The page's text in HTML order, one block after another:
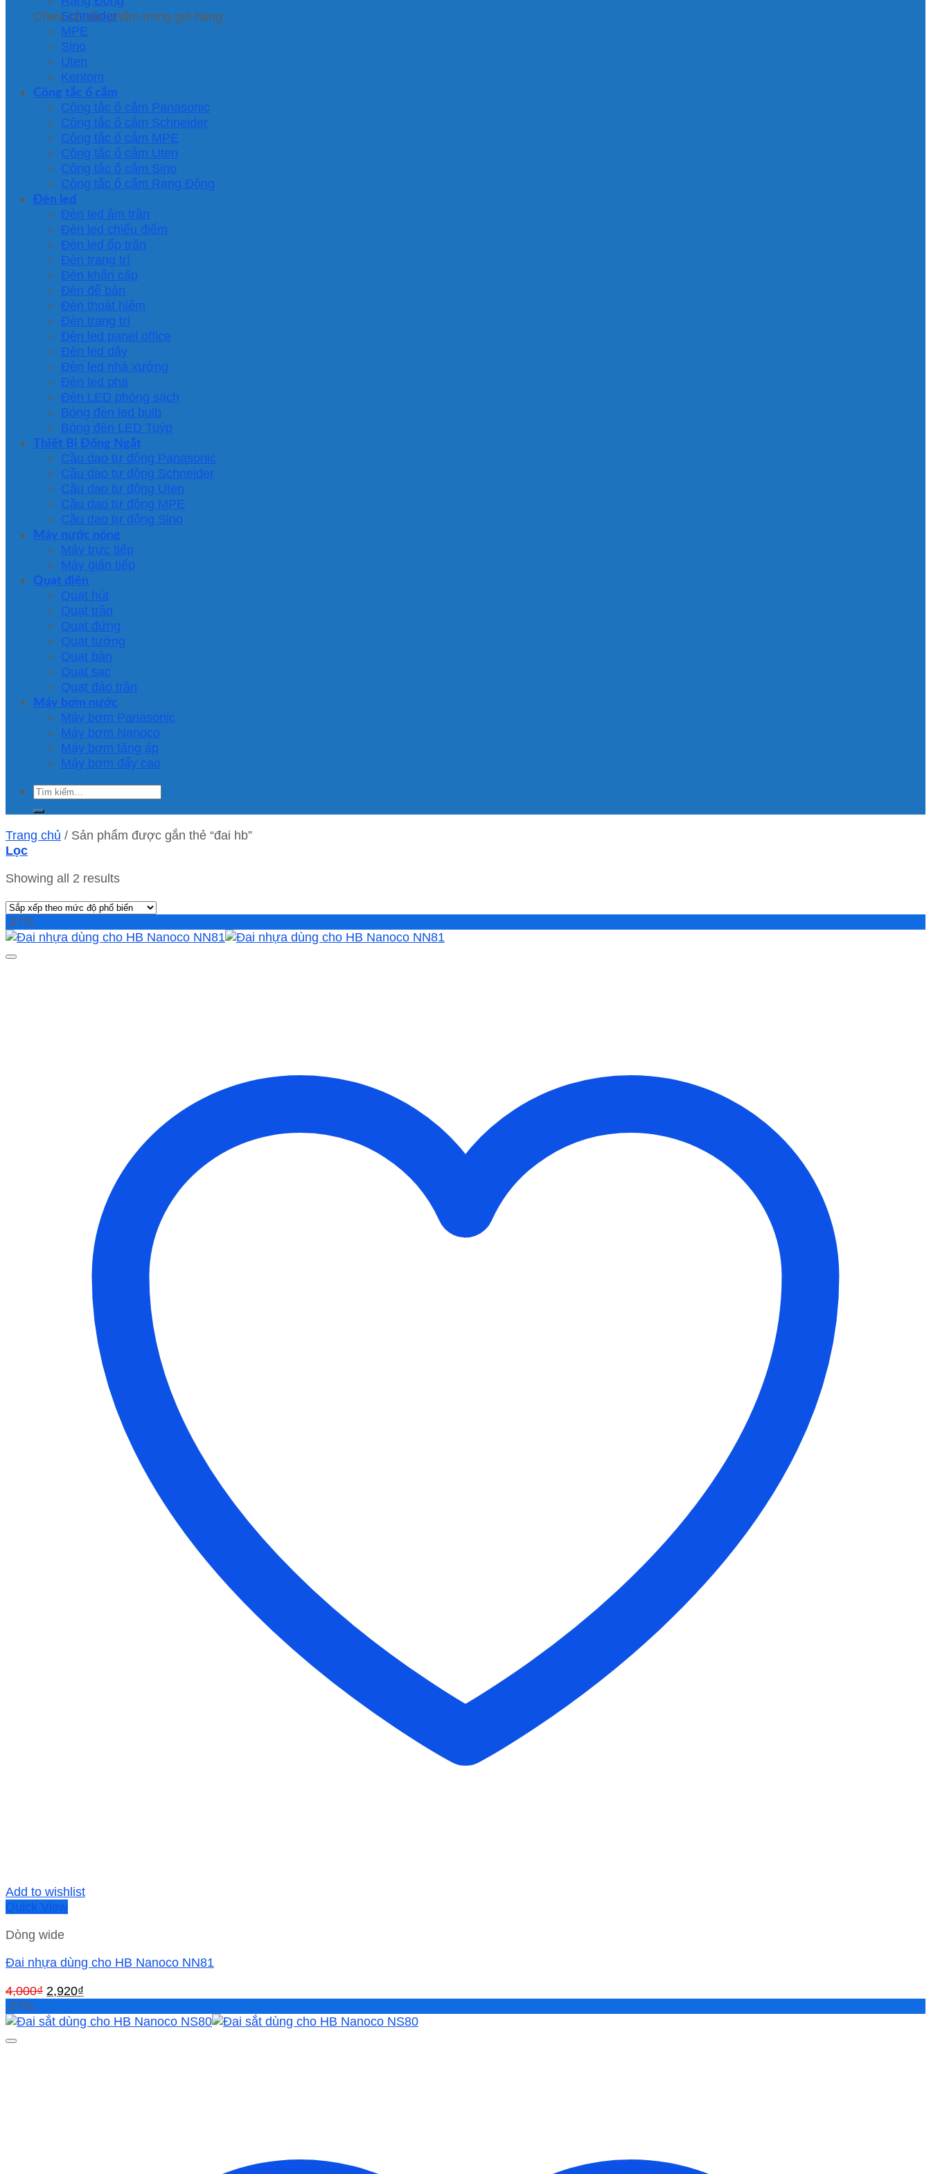
Chưa có sản phẩm trong giỏ hàng.
Schneider
MPE
Sino
Uten
Kentom
Công tắc ổ cắm
Công tắc ổ cắm Panasonic
Công tắc ổ cắm Schneider
Công tắc ổ cắm MPE
Công tắc ổ cắm Uten
Công tắc ổ cắm Sino
Công tắc ổ cắm Rạng Đông
Đèn led
Đèn led âm trần
Đèn led chiếu điểm
Đèn led ốp trần
Đèn trang trí
Đèn khẩn cấp
Đèn để bàn
Đèn thoát hiểm
Đèn trang trí
Đèn led panel office
Đèn led dây
Đèn led nhà xưởng
Đèn led pha
Đèn LED phòng sạch
Bóng đèn led bulb
Bóng đèn LED Tuýp
Thiết Bị Đống Ngắt
Cầu dao tự động Panasonic
Cầu dao tự động Schneider
Cầu dao tự động Uten
Cầu dao tự động MPE
Cầu dao tự động Sino
Máy nước nóng
Máy trực tiếp
Máy gián tiếp
Quạt điện
Quạt hút
Quạt trần
Quạt đứng
Quạt tường
Quạt bàn
Quạt sạc
Quạt đảo trần
Máy bơm nước
Máy bơm Panasonic
Máy bơm Nanoco
Máy bơm tăng áp
Máy bơm đẩy cao
Tìm
kiếm:
Trang chủ / Sản phẩm được gắn thẻ “đai hb”
Lọc
Showing all 2 results
-27%
Add to wishlist
Quick View
Dòng wide
Đai nhựa dùng cho HB Nanoco NN81
4,000₫ Giá
là:
2,920₫
tại
-27%